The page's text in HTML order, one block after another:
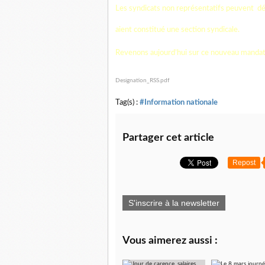
Les syndicats non représentatifs peuvent
aient constitué une section syndicale.
Revenons aujourd’hui sur ce nouveau
Designation_RSS.pdf
Tag(s) : #Information nationale
Partager cet article
Repost
S'inscrire à la newsletter
Vous aimerez aussi :